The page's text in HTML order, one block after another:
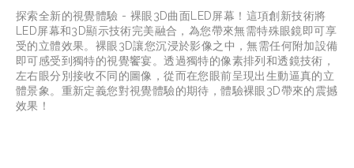
探索全新的視覺體驗 - 裸眼3D曲面LED屏幕！這項創新技術將
LED屏幕和3D顯示技術完美融合，為您帶來無需特殊眼鏡即可享
受的立體效果。裸眼3D讓您沉浸於影像之中，無需任何附加設備
即可感受到獨特的視覺饗宴。透過獨特的像素排列和透鏡技術，
左右眼分別接收不同的圖像，從而在您眼前呈現出生動逼真的立
體景象。重新定義您對視覺體驗的期待，體驗裸眼3D帶來的震撼
效果！